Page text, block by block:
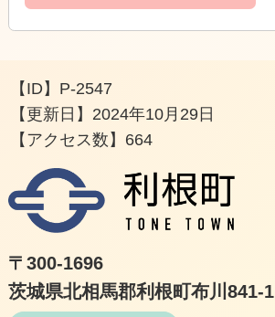
【ID】 P-2547
【更新日】 2024年10月29日
【アクセス数】 664
〒300-1696
茨城県北相馬郡利根町布川841-1